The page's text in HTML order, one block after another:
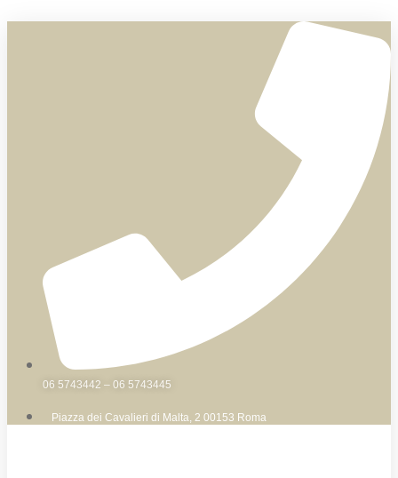
06 5743442 – 06 5743445
Piazza dei Cavalieri di Malta, 2 00153 Roma